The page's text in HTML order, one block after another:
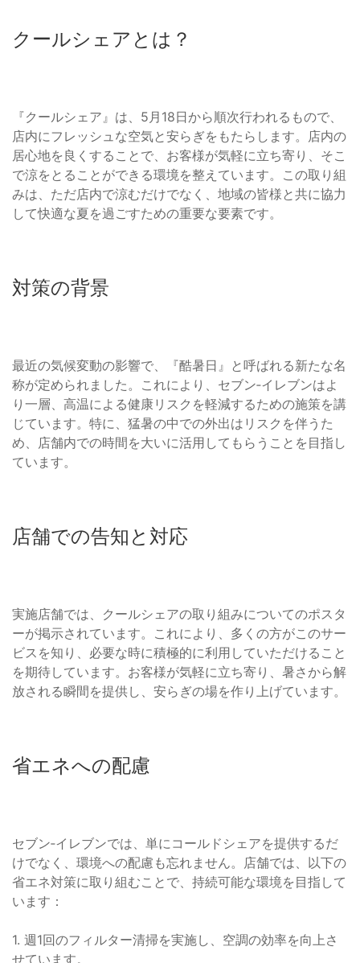
クールシェアとは？
『クールシェア』は、5月18日から順次行われるもので、
店内にフレッシュな空気と安らぎをもたらします。店内の
居心地を良くすることで、お客様が気軽に立ち寄り、そこ
で涼をとることができる環境を整えています。この取り組
みは、ただ店内で涼むだけでなく、地域の皆様と共に協力
して快適な夏を過ごすための重要な要素です。
対策の背景
最近の気候変動の影響で、『酷暑日』と呼ばれる新たな名
称が定められました。これにより、セブン‐イレブンはよ
り一層、高温による健康リスクを軽減するための施策を講
じています。特に、猛暑の中での外出はリスクを伴うた
め、店舗内での時間を大いに活用してもらうことを目指し
ています。
店舗での告知と対応
実施店舗では、クールシェアの取り組みについてのポスタ
ーが掲示されています。これにより、多くの方がこのサー
ビスを知り、必要な時に積極的に利用していただけること
を期待しています。お客様が気軽に立ち寄り、暑さから解
放される瞬間を提供し、安らぎの場を作り上げています。
省エネへの配慮
セブン‐イレブンでは、単にコールドシェアを提供するだ
けでなく、環境への配慮も忘れません。店舗では、以下の
省エネ対策に取り組むことで、持続可能な環境を目指して
います：
1. 週1回のフィルター清掃を実施し、空調の効率を向上さ
せています。